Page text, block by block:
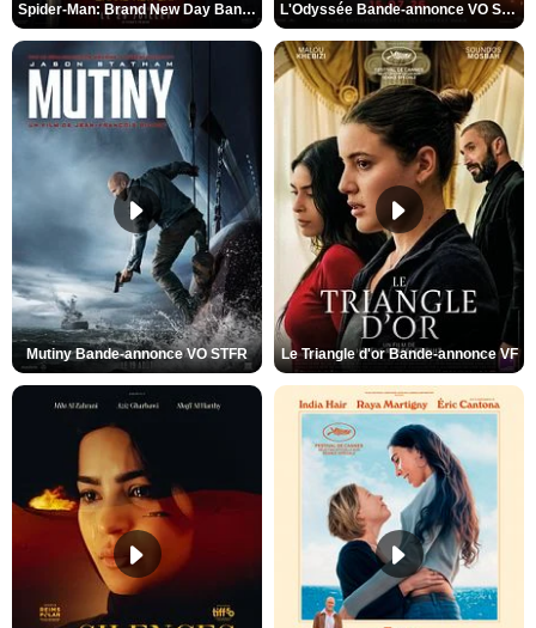
Spider-Man: Brand New Day Bande-annonce VO STFR L'Odyssée Bande-annonce VO STFR
Mutiny Bande-annonce VO STFR Le Triangle d'or Bande-annonce VF